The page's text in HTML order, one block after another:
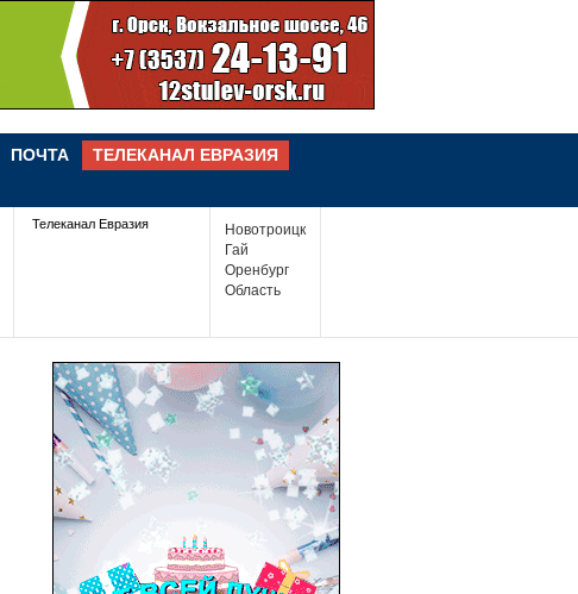
ПОЧТА ТЕЛЕКАНАЛ ЕВРАЗИЯ
Телеканал Евразия
Новотроицк
Гай
Оренбург
Область